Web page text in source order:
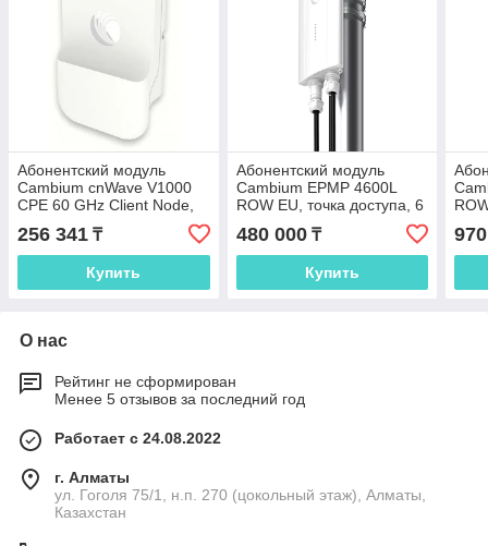
Абонентский модуль
Cambium cnWave V1000
CPE 60 GHz Client Node,
1x RJ45 1000Mb/s PoE,
шнур ЕС, C600500C003A
256 341 ₸
Купить
Абонентский модуль
Cambium EPMP 4600L
ROW EU, точка доступа, 6
GHz, 2x2 MIMO, 1x RJ45
1000Mb/s, 1x SFP+, IP67,
480 000₸
Купить
О нас
Рейтинг не сформирован
Менее 5 отзывов за последний год
Работает с 24.08.2022
г. Алматы
ул. Гоголя 75/1, н.п. 270 (цокольный этаж), Алматы,
Казахстан